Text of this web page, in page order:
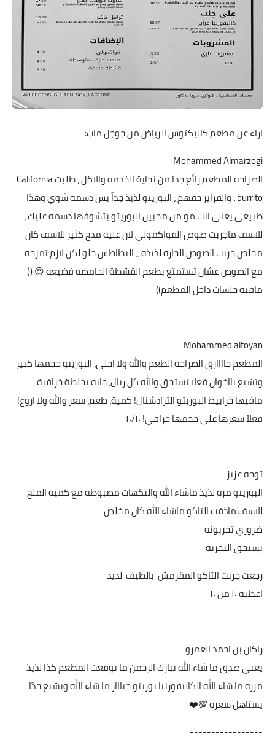
اراء عن مطعم كاليكتوس الرياض من جوجل ماب:
Mohammed Almarzogi
الصراحه المطعم رائع جدا من نحاية الخدمه والاكل ، طلبت California
burrito ، والفرايز حقهم ، البوريتو لذيذ جداً بس دسمه شوي وهذا
طبيعي يعني انت مو من محبين البوريتو بتشوفها دسمه عليك ،
للاسف ماجربت صوص القواكمولي لان عليه مدح كثير للاسف كان
مخلص جربت الصوص الحاره لذيذه ،، البطاطس حلو لكن لازم تمزجه
مع الصوص عشان تستمتع بطعم القشطة الحامضه فضيعه 😍 ((
مافيه جلسات داخل المطعم))
-----------------
Mohammed altoyan
المطعم خاااارق الصراحة الطعم والله ولا احلى، البوريتو حجمها كبير
وتشبع يااخوان فعلا تستحق والله كل ريال، جايه بخلطة خرافية
مافيها خرابيط البوريتو الترادشنال! كمية، طعم، سعر والله ولا اروع!
فعلاً سعرها على حجمها خرافي! ١٠/١٠
-----------------
توحه عزيز
البوريتو مره لذيذ ماشاء الله والنكهات مضبوطه مع كمية الملح
للاسف ماذقت التاكو ماشاء الله كان مخلص
ضروري تجربونه
يستحق التجربه
رجعت جربت التاكو المقرمش يالطيف لذيذ
اعطيه ١٠ من ١٠
-----------------
راكان بن احمد العمرو
يعني صدق ما شاء الله تبارك الرحمن ما توقعت المطعم كذا لذيذ
مرره ما شاء الله الكاليفورنيا بوريتو جبااار ما شاء الله ويشبع جدًا
يستاهل سعره 💯❤️
-----------------